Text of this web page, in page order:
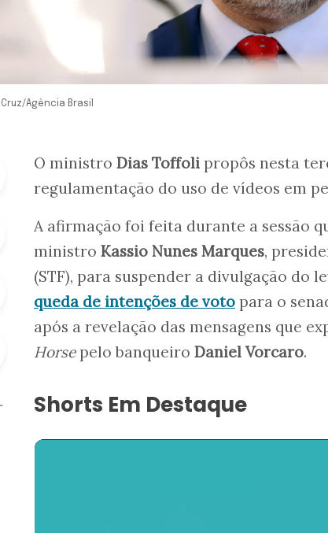
Agência Brasil
Whastapp
Facebook
Linkedin
Twitter
O ministro Dias Toffoli propôs nesta
regulamentação do uso de vídeos em
A afirmação foi feita durante a sessão
ministro Kassio Nunes Marques,
(STF), para suspender a divulgação do
queda de intenções de voto para o
após a revelação das mensagens que
Horsepelo banqueiro Daniel Vorcaro.
Shorts Em Destaque